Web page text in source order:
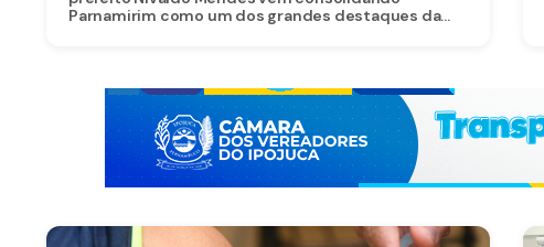
CADASTRO ÚNICO E DO PROGRAMA
Parnamirim como um dos grandes destaques da...